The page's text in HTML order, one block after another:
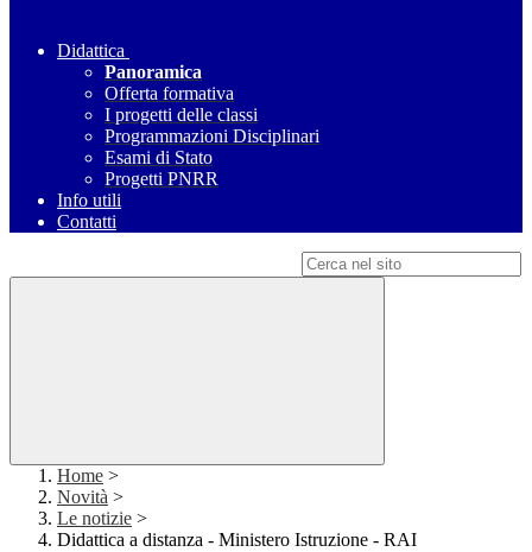
Didattica
Panoramica
Offerta formativa
I progetti delle classi
Programmazioni Disciplinari
Esami di Stato
Progetti PNRR
Info utili
Contatti
Home >
Novità >
Le notizie >
Didattica a distanza - Ministero Istruzione - RAI